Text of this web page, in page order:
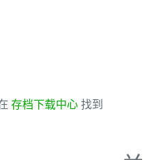
存档下载中心 找到